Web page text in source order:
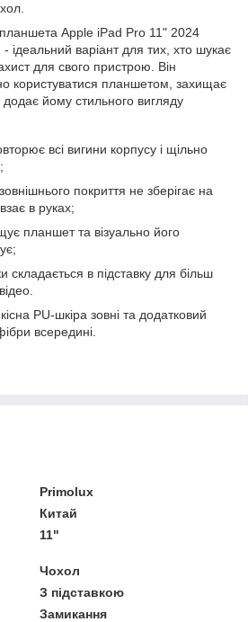
Apple iPad Pro 11" 2024
ідеальний варіант для тих, хто шукає
для свого пристрою. Він
користуватися планшетом, захищає
йому стильного вигляду
всі вигини корпусу і щільно
покриття не зберігає на
в руках;
планшет та візуально його
складається в підставку для більш
PU-шкіра зовні та додатковий
всередині.
Primolux
Китай
11"
Чохол
З підставкою
Замикання